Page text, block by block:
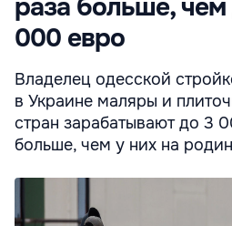
раза больше,
000 евро
Владелец одесской
в Украине маляры и
стран зарабатывают до 3
больше, чем у них на